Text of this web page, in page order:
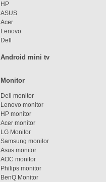
HP
ASUS
Acer
Lenovo
Dell
Android mini tv
Monitor
Dell monitor
Lenovo monitor
HP monitor
Acer monitor
LG Monitor
Samsung monitor
Asus monitor
AOC monitor
Philips monitor
BenQ Monitor